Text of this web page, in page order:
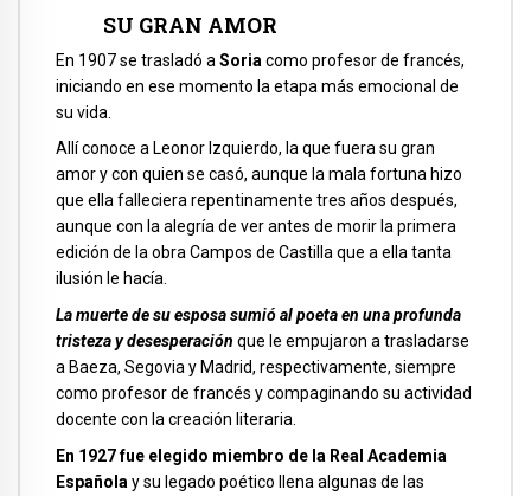
SU GRAN AMOR
En 1907 se trasladó a Soria como profesor de francés,
iniciando en ese momento la etapa más emocional de
su vida.
Allí conoce a Leonor Izquierdo, la que fuera su gran
amor y con quien se casó, aunque la mala fortuna hizo
que ella falleciera repentinamente tres años después,
aunque con la alegría de ver antes de morir la primera
edición de la obra Campos de Castilla que a ella tanta
ilusión le hacía.
La muerte de su esposa sumió al poeta en una profunda
tristeza y desesperación que le empujaron a trasladarse
a Baeza, Segovia y Madrid, respectivamente, siempre
como profesor de francés y compaginando su actividad
docente con la creación literaria.
En 1927 fue elegido miembro de la Real Academia
Española y su legado poético llena algunas de las